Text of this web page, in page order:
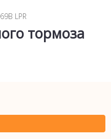
LPR
тормоза